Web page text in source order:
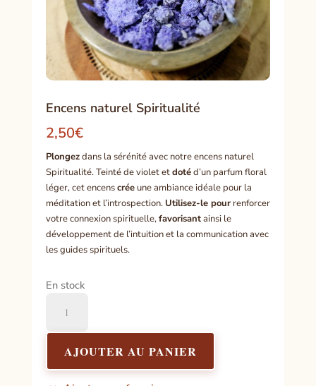
Encens naturel Spiritualité
2,50€
Plongezdans la sérénité avec notre encens naturel
Spiritualité. Teinté de violet etdotéd’un parfum floral
léger, cet encenscréeune ambiance idéale pour la
méditation et l’introspection. Utilisez-le pourrenforcer
votre connexion spirituelle,favorisantainsi le
développement de l’intuition et la communication avec
les guides spirituels.
En stock
Encens
naturel
Spiritualité
AJOUTER AU PANIER